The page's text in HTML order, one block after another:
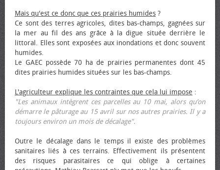
Mais qu'est ce donc que ces prairies humides ?
Ce sont des terres agricoles, dites bas-champs, gagnées sur
la mer au fil des ans grâce à la digue située derrière le
littoral. Elles sont exposées aux inondations et donc souvent
humides.
Le GAEC possède 70 ha de prairies permanentes dont 45
dites prairies humides situées sur les bas-champs.
L'agriculteur explique les contraintes que cela lui impose :
"Les animaux intègrent ces parcelles au 10 mai, alors qu’on
démarre le pâturage au 15 avril sur nos autres prairies. Il y a
toujours environ un mois de décalage".
Outre le décalage dans le temps il existe des problèmes
sanitaires liés à ces terrains. Effectivement ils présentent
des risques parasitaires ce qui oblige à certaines